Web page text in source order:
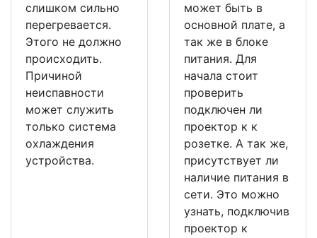
слишком сильно
перегревается.
Этого не должно
происходить.
Причиной
неиспавности
может служить
только система
охлаждения
устройства.
может быть в
основной плате, а
так же в блоке
питания. Для
начала стоит
проверить
подключен ли
проектор к к
розетке. А так же,
присутствует ли
наличие питания в
сети. Это можно
узнать, подключив
проектор к